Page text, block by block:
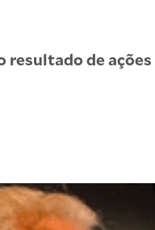
resultado de